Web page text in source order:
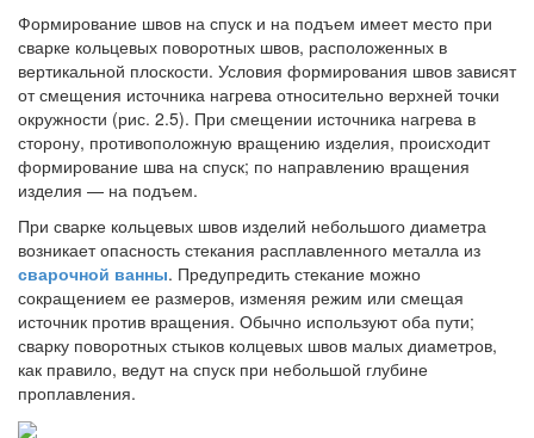
Формирование швов на спуск и на подъем имеет место при
сварке кольцевых поворотных швов, расположенных в
вертикальной плоскости. Условия формирования швов зависят
от смещения источника нагрева относительно верхней точки
окружности (рис. 2.5). При смещении источника нагрева в
сторону, противоположную вращению изделия, происходит
формирование шва на спуск; по направлению вращения
изделия — на подъем.
При сварке кольцевых швов изделий небольшого диаметра
возникает опасность стекания расплавленного металла из
сварочной ванны. Предупредить стекание можно
сокращением ее размеров, изменяя режим или смещая
источник против вращения. Обычно используют оба пути;
сварку поворотных стыков колцевых швов малых диаметров,
как правило, ведут на спуск при небольшой глубине
проплавления.